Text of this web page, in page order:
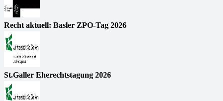
Recht aktuell: Basler ZPO-Tag 2026
St.Galler Eherechtstagung 2026